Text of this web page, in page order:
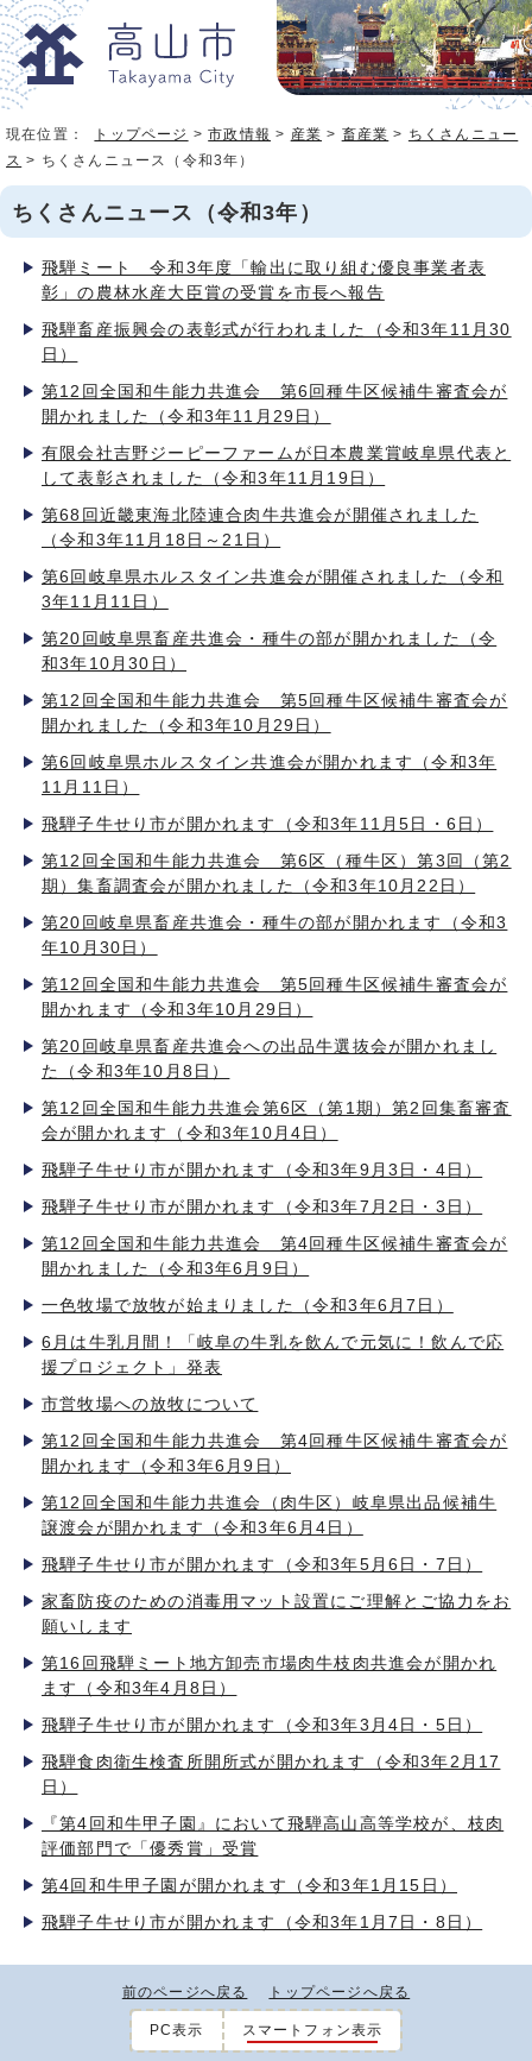
現在位置： トップページ >市政情報 > 産業 > 畜産業 > ちくさんニュー
ス > ちくさんニュース（令和3年）
ちくさんニュース（令和3年）
飛騨ミート 令和3年度「輸出に取り組む優良事業者表
彰」の農林水産大臣賞の受賞を市長へ報告
飛騨畜産振興会の表彰式が行われました（令和3年11月30
日）
第12回全国和牛能力共進会 第6回種牛区候補牛審査会が
開かれました（令和3年11月29日）
有限会社吉野ジーピーファームが日本農業賞岐阜県代表と
して表彰されました（令和3年11月19日）
第68回近畿東海北陸連合肉牛共進会が開催されました
（令和3年11月18日～21日）
第6回岐阜県ホルスタイン共進会が開催されました（令和
3年11月11日）
第20回岐阜県畜産共進会・種牛の部が開かれました（令
和3年10月30日）
第12回全国和牛能力共進会 第5回種牛区候補牛審査会が
開かれました（令和3年10月29日）
第6回岐阜県ホルスタイン共進会が開かれます（令和3年
11月11日）
飛騨子牛せり市が開かれます（令和3年11月5日・6日）
第12回全国和牛能力共進会 第6区（種牛区）第3回（第2
期）集畜調査会が開かれました（令和3年10月22日）
第20回岐阜県畜産共進会・種牛の部が開かれます（令和3
年10月30日）
第12回全国和牛能力共進会 第5回種牛区候補牛審査会が
開かれます（令和3年10月29日）
第20回岐阜県畜産共進会への出品牛選抜会が開かれまし
た（令和3年10月8日）
第12回全国和牛能力共進会第6区（第1期）第2回集畜審査
会が開かれます（令和3年10月4日）
飛騨子牛せり市が開かれます（令和3年9月3日・4日）
飛騨子牛せり市が開かれます（令和3年7月2日・3日）
第12回全国和牛能力共進会 第4回種牛区候補牛審査会が
開かれました（令和3年6月9日）
一色牧場で放牧が始まりました（令和3年6月7日）
6月は牛乳月間！「岐阜の牛乳を飲んで元気に！飲んで応
援プロジェクト」発表
市営牧場への放牧について
第12回全国和牛能力共進会 第4回種牛区候補牛審査会が
開かれます（令和3年6月9日）
第12回全国和牛能力共進会（肉牛区）岐阜県出品候補牛
譲渡会が開かれます（令和3年6月4日）
飛騨子牛せり市が開かれます（令和3年5月6日・7日）
家畜防疫のための消毒用マット設置にご理解とご協力をお
願いします
第16回飛騨ミート地方卸売市場肉牛枝肉共進会が開かれ
ます（令和3年4月8日）
飛騨子牛せり市が開かれます（令和3年3月4日・5日）
飛騨食肉衛生検査所開所式が開かれます（令和3年2月17
日）
『第4回和牛甲子園』において飛騨高山高等学校が、枝肉
評価部門で「優秀賞」受賞
第4回和牛甲子園が開かれます（令和3年1月15日）
飛騨子牛せり市が開かれます（令和3年1月7日・8日）
前のページへ戻る トップページへ戻る
PC表示 スマートフォン表示